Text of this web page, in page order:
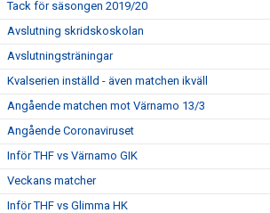
Tack för säsongen 2019/20
Avslutning skridskoskolan
Avslutningsträningar
Kvalserien inställd - även matchen ikväll
Angående matchen mot Värnamo 13/3
Angående Coronaviruset
Inför THF vs Värnamo GIK
Veckans matcher
Inför THF vs Glimma HK